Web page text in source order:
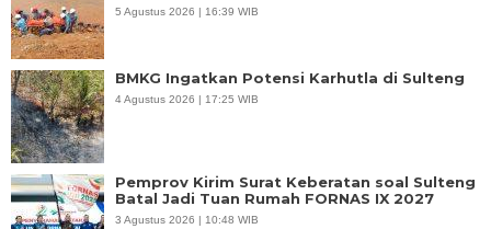
5 Agustus 2026 | 16:39 WIB
BMKG Ingatkan Potensi Karhutla di Sulteng
4 Agustus 2026 | 17:25 WIB
Pemprov Kirim Surat Keberatan soal Sulteng
Batal Jadi Tuan Rumah FORNAS IX 2027
3 Agustus 2026 | 10:48 WIB